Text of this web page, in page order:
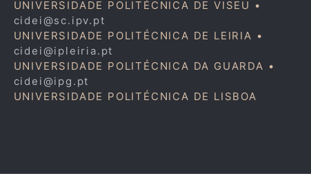
UNIVERSIDADE POLITÉCNICA DE VISEU •
cidei@sc.ipv.pt
UNIVERSIDADE POLITÉCNICA DE LEIRIA •
cidei@ipleiria.pt
UNIVERSIDADE POLITÉCNICA DA GUARDA •
cidei@ipg.pt
UNIVERSIDADE POLITÉCNICA DE LISBOA